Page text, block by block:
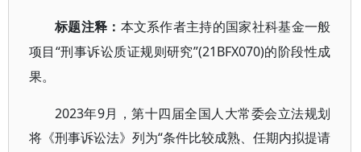
标题注释： 本文系作者主持的国家社科基金一般
项目 “刑事诉讼质证规则研究”(21BFX070)的阶段性成
果。
2023年9月，第十四届全国人大常委会立法规划
将《刑事诉讼法》列为“条件比较成熟、任期内拟提请